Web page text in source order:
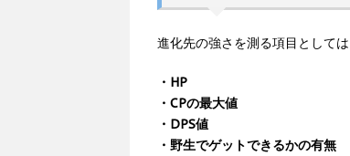
進化先の強さを測る項目としては
・HP
・CPの最大値
・DPS値
・野生でゲットできるかの有無